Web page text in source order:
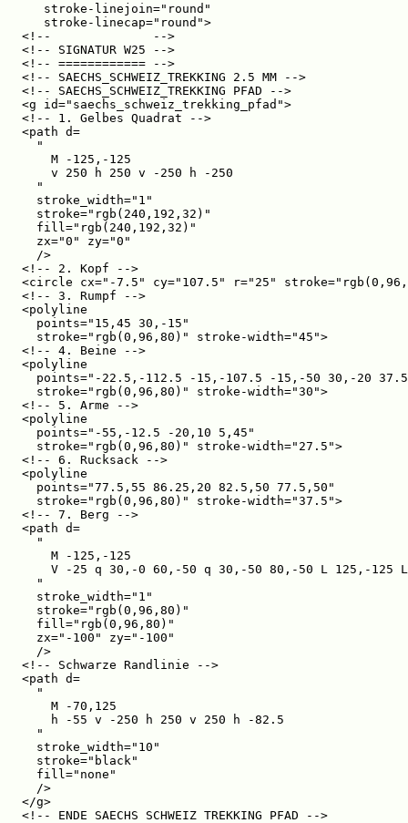
   stroke-linejoin="round"
   stroke-linecap="round">
<!--              -->
<!-- SIGNATUR W25 -->
<!-- ============ -->
<!-- SAECHS_SCHWEIZ_TREKKING 2.5 MM -->
<!-- SAECHS_SCHWEIZ_TREKKING PFAD -->
<g id="saechs_schweiz_trekking_pfad">
<!-- 1. Gelbes Quadrat -->
<path d=
  "
    M -125,-125
    v 250 h 250 v -250 h -250
  "
  stroke_width="1"
  stroke="rgb(240,192,32)"
  fill="rgb(240,192,32)"
  zx="0" zy="0"
  />
<!-- 2. Kopf -->
<circle cx="-7.5" cy="107.5" r="25"
<!-- 3. Rumpf -->
<polyline
  points="15,45 30,-15"
  stroke="rgb(0,96,80)" stroke-width="45">
<!-- 4. Beine -->
<polyline
points="-22.5,-112.5 -15,-107.5 -15,-50 30,-20
  stroke="rgb(0,96,80)" stroke-width="30">
<!-- 5. Arme -->
<polyline
  points="-55,-12.5 -20,10 5,45"
  stroke="rgb(0,96,80)" stroke-width="27.5">
<!-- 6. Rucksack -->
<polyline
  points="77.5,55 86.25,20 82.5,50 77.5,50"
  stroke="rgb(0,96,80)" stroke-width="37.5">
<!-- 7. Berg -->
<path d=
  "
    M -125,-125
V -25 q 30,-0 60,-50 q 30,-50 80,-50 L 125,-125
  "
  stroke_width="1"
  stroke="rgb(0,96,80)"
  fill="rgb(0,96,80)"
  zx="-100" zy="-100"
  />
<!-- Schwarze Randlinie -->
<path d=
  "
    M -70,125
    h -55 v -250 h 250 v 250 h -82.5
  "
  stroke_width="10"
  stroke="black"
  fill="none"
  />
</g>
<!-- ENDE SAECHS SCHWEIZ TREKKING PFAD -->